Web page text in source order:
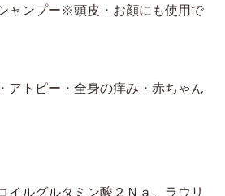
ャンプー※頭皮・お顔にも使用で
アトピー・全身の痒み・赤ちゃん
イルグルタミン酸２Ｎａ、ラウリ